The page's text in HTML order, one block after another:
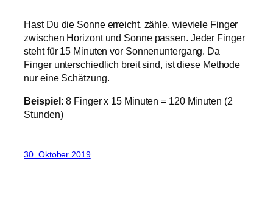
Hast Du die Sonne erreicht, zähle, wieviele Finger
zwischen Horizont und Sonne passen. Jeder Finger
steht für 15 Minuten vor Sonnenuntergang. Da
Finger unterschiedlich breit sind, ist diese Methode
nur eine Schätzung.
Beispiel: 8 Finger x 15 Minuten = 120 Minuten (2
Stunden)
30. Oktober 2019